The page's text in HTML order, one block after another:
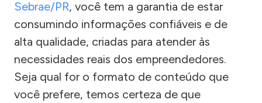
Sebrae/PR, você tem a garantia de estar
consumindo informações confiáveis e de
alta qualidade, criadas para atender às
necessidades reais dos empreendedores.
Seja qual for o formato de conteúdo que
você prefere, temos certeza de que